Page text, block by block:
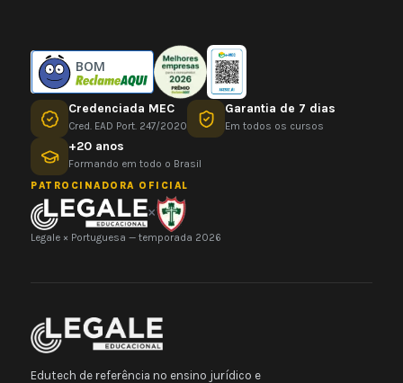
BOM
Credenciada MEC
Cred. EAD Port. 247/2020
Garantia de 7 dias
Em todos os cursos
+20 anos
Formando em todo o Brasil
PATROCINADORA OFICIAL
×
Legale × Portuguesa — temporada 2026
Edutech de referência no ensino jurídico e